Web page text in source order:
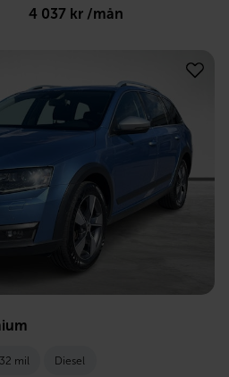
4 037 kr /mån
mil Diesel